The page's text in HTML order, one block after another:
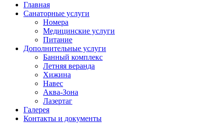
Главная
Санаторные услуги
Номера
Медицинские услуги
Питание
Дополнительные услуги
Банный комплекс
Летняя веранда
Хижина
Навес
Аква-Зона
Лазертаг
Галерея
Контакты и документы